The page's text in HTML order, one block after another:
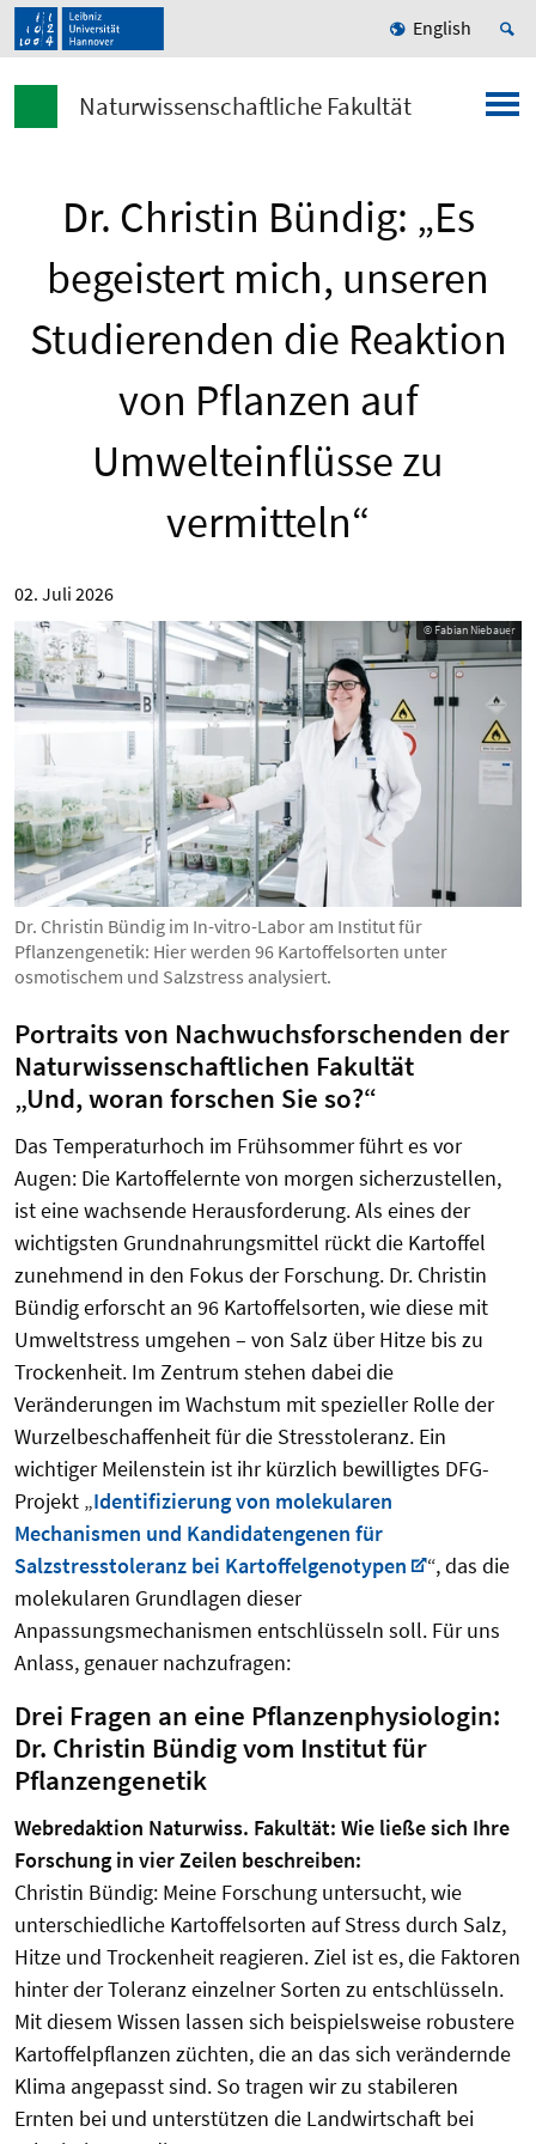
English
Naturwissenschaftliche Fakultät
Dr. Christin Bündig: „Es
begeistert mich, unseren
Studierenden die Reaktion
von Pflanzen auf
Umwelteinflüsse zu
vermitteln“
02. Juli 2026
© Fabian Niebauer
Dr. Christin Bündig im In-vitro-Labor am Institut für
Pflanzengenetik: Hier werden 96 Kartoffelsorten unter
osmotischem und Salzstress analysiert.
Portraits von Nachwuchsforschenden der
Naturwissenschaftlichen Fakultät
„Und, woran forschen Sie so?“
Das Temperaturhoch im Frühsommer führt es vor
Augen: Die Kartoffelernte von morgen sicherzustellen,
ist eine wachsende Herausforderung. Als eines der
wichtigsten Grundnahrungsmittel rückt die Kartoffel
zunehmend in den Fokus der Forschung. Dr. Christin
Bündig erforscht an 96 Kartoffelsorten, wie diese mit
Umweltstress umgehen – von Salz über Hitze bis zu
Trockenheit. Im Zentrum stehen dabei die
Veränderungen im Wachstum mit speziellerRolle der
Wurzelbeschaffenheit für die Stresstoleranz. Ein
wichtiger Meilenstein ist ihr kürzlich bewilligtes DFG-
Projekt „Identifizierung von molekularen
Mechanismen und Kandidatengenen für
Salzstresstoleranz bei Kartoffelgenotypen
“, das die
molekularen Grundlagen dieser
Anpassungsmechanismen entschlüsseln soll. Für uns
Anlass, genauer nachzufragen:
Drei Fragen an eine Pflanzenphysiologin:
Dr. Christin Bündig vom Institut für
Pflanzengenetik
Webredaktion Naturwiss. Fakultät: Wie ließe sich Ihre
Forschung in vier Zeilen beschreiben:
Christin Bündig: Meine Forschung untersucht, wie
unterschiedliche Kartoffelsorten auf Stress durch Salz,
Hitze und Trockenheit reagieren. Ziel ist es, die Faktoren
hinter der Toleranz einzelner Sorten zu entschlüsseln.
Mit diesem Wissen lassen sich beispielsweise robustere
Kartoffelpflanzen züchten, die an das sich verändernde
Klima angepasst sind. So tragen wir zu stabileren
Ernten bei und unterstützen die Landwirtschaft bei